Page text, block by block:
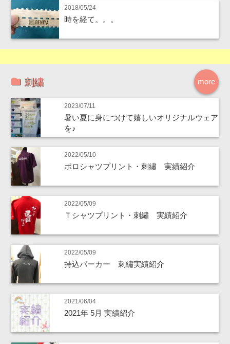
2018/05/24
時を経て。。。
more
刺繍
2023/07/11
暑い夏に身につけて嬉しいオリジナルウェア
を♪
2022/05/10
ポロシャツプリント・刺繡 実績紹介
2022/05/09
Ｔシャツプリント・刺繡 実績紹介
2022/05/09
持込パーカー 刺繡実績紹介
2021/06/04
2021年 5月 実績紹介